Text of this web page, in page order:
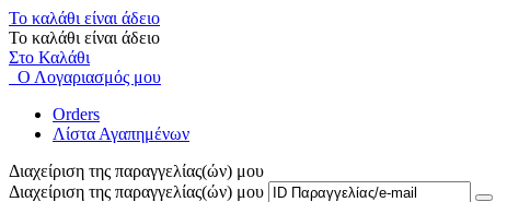
Το καλάθι είναι άδειο
Το καλάθι είναι άδειο
Στο Καλάθι
Ο Λογαριασμός μου
Orders
Λίστα Αγαπημένων
Διαχείριση της παραγγελίας(ών) μου
Διαχείριση της παραγγελίας(ών) μου